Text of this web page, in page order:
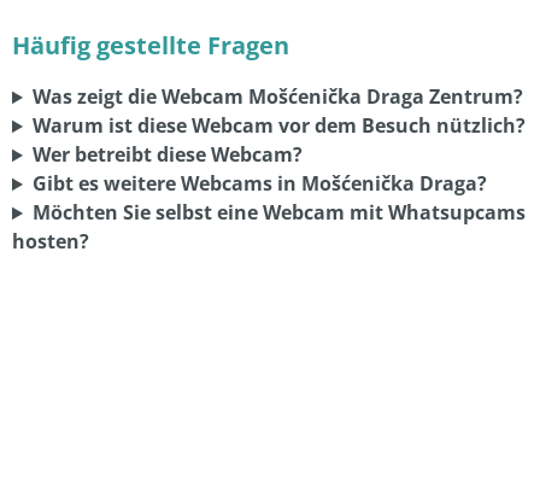
Häufig gestellte Fragen
Was zeigt die Webcam Mošćenička Draga Zentrum?
Warum ist diese Webcam vor dem Besuch nützlich?
Wer betreibt diese Webcam?
Gibt es weitere Webcams in Mošćenička Draga?
Möchten Sie selbst eine Webcam mit Whatsupcams
hosten?